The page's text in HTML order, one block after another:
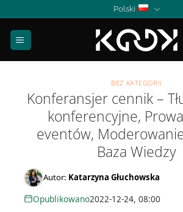
content
Polski
BEZ KATEGORII
Konferansjer cennik –
konferencyjne,
eventów,
Baza Wiedzy
Autor: Katarzyna Głuchowska
Opublikowano2022-12-24, 08:00